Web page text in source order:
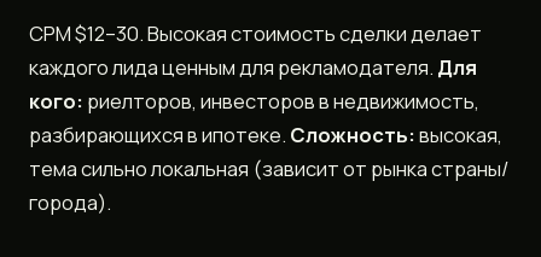
CPM $12–30. Высокая стоимость сделки делает
каждого лида ценным для рекламодателя. Для
кого: риелторов, инвесторов в недвижимость,
разбирающихся в ипотеке. Сложность:высокая,
тема сильно локальная (зависит от рынка страны/
города).